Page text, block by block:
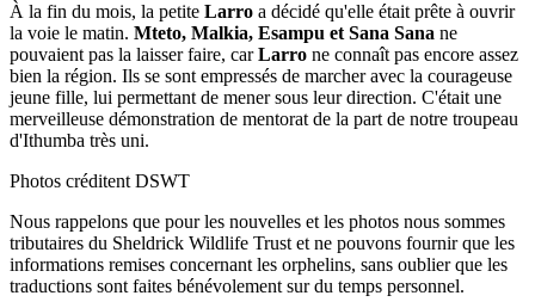
À la fin du mois, la petite Larro a décidé qu'elle était prête à ouvrir
la voie le matin. Mteto, Malkia, Esampu et Sana Sana ne
pouvaient pas la laisser faire, carLarro ne connaît pas encore assez
bien la région. Ils se sont empressés de marcher avec la courageuse
jeune fille, lui permettant de mener sous leur direction. C'était une
merveilleuse démonstration de mentorat de la part de notre troupeau
d'Ithumba très uni.
Photos créditent DSWT
Nous rappelons que pour les nouvelles et les photos nous sommes
tributaires du Sheldrick Wildlife Trust et ne pouvons fournir que les
informations remises concernant les orphelins, sans oublier que les
traductions sont faites bénévolement sur du temps personnel.